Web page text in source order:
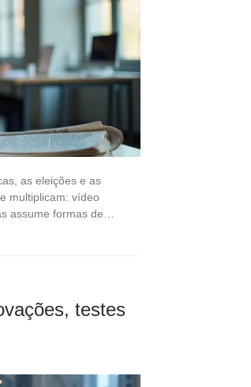
as eleições e as
multiplicam: vídeo
assume formas de…
testes